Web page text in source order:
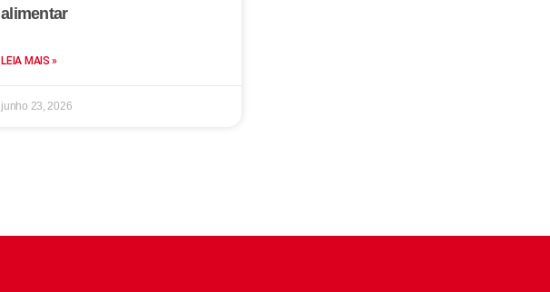
alimentar
LEIA MAIS »
junho 23, 2026